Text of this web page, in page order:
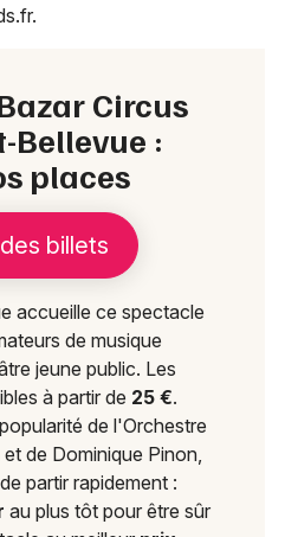
Circus
Bellevue :
places
billets
accueille ce spectacle
de musique
jeune public. Les
à partir de 25 €.
de l'Orchestre
de Dominique Pinon,
partir rapidement :
au plus tôt pour être sûr